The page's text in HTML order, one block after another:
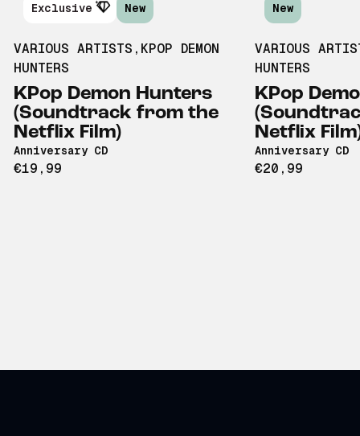
Exclusive New
VARIOUS ARTISTS , KPOP DEMON
HUNTERS
KPop Demon Hunters
(Soundtrack from the
Netflix Film)
Anniversary CD
€19,99
New
VARIOUS
HUNTERS
KPop
Netflix
Anniversary CD
€20,99